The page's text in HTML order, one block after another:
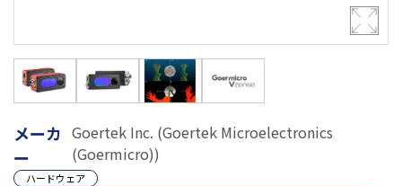
メーカ
ー
Goertek Inc. (Goertek Microelectronics
(Goermicro))
ハードウェア